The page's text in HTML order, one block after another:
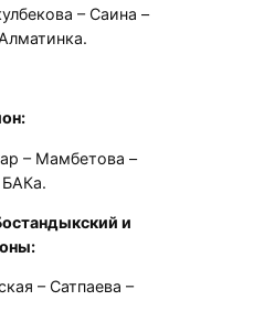
– Саина –
– Мамбетова –
и
– Сатпаева –